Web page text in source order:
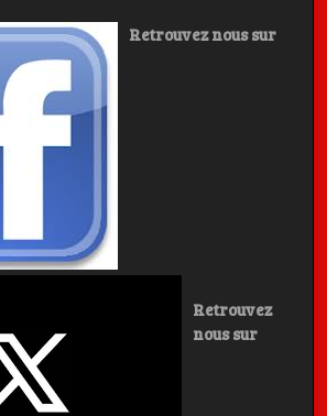
Retrouvez nous sur
Retrouvez
nous sur